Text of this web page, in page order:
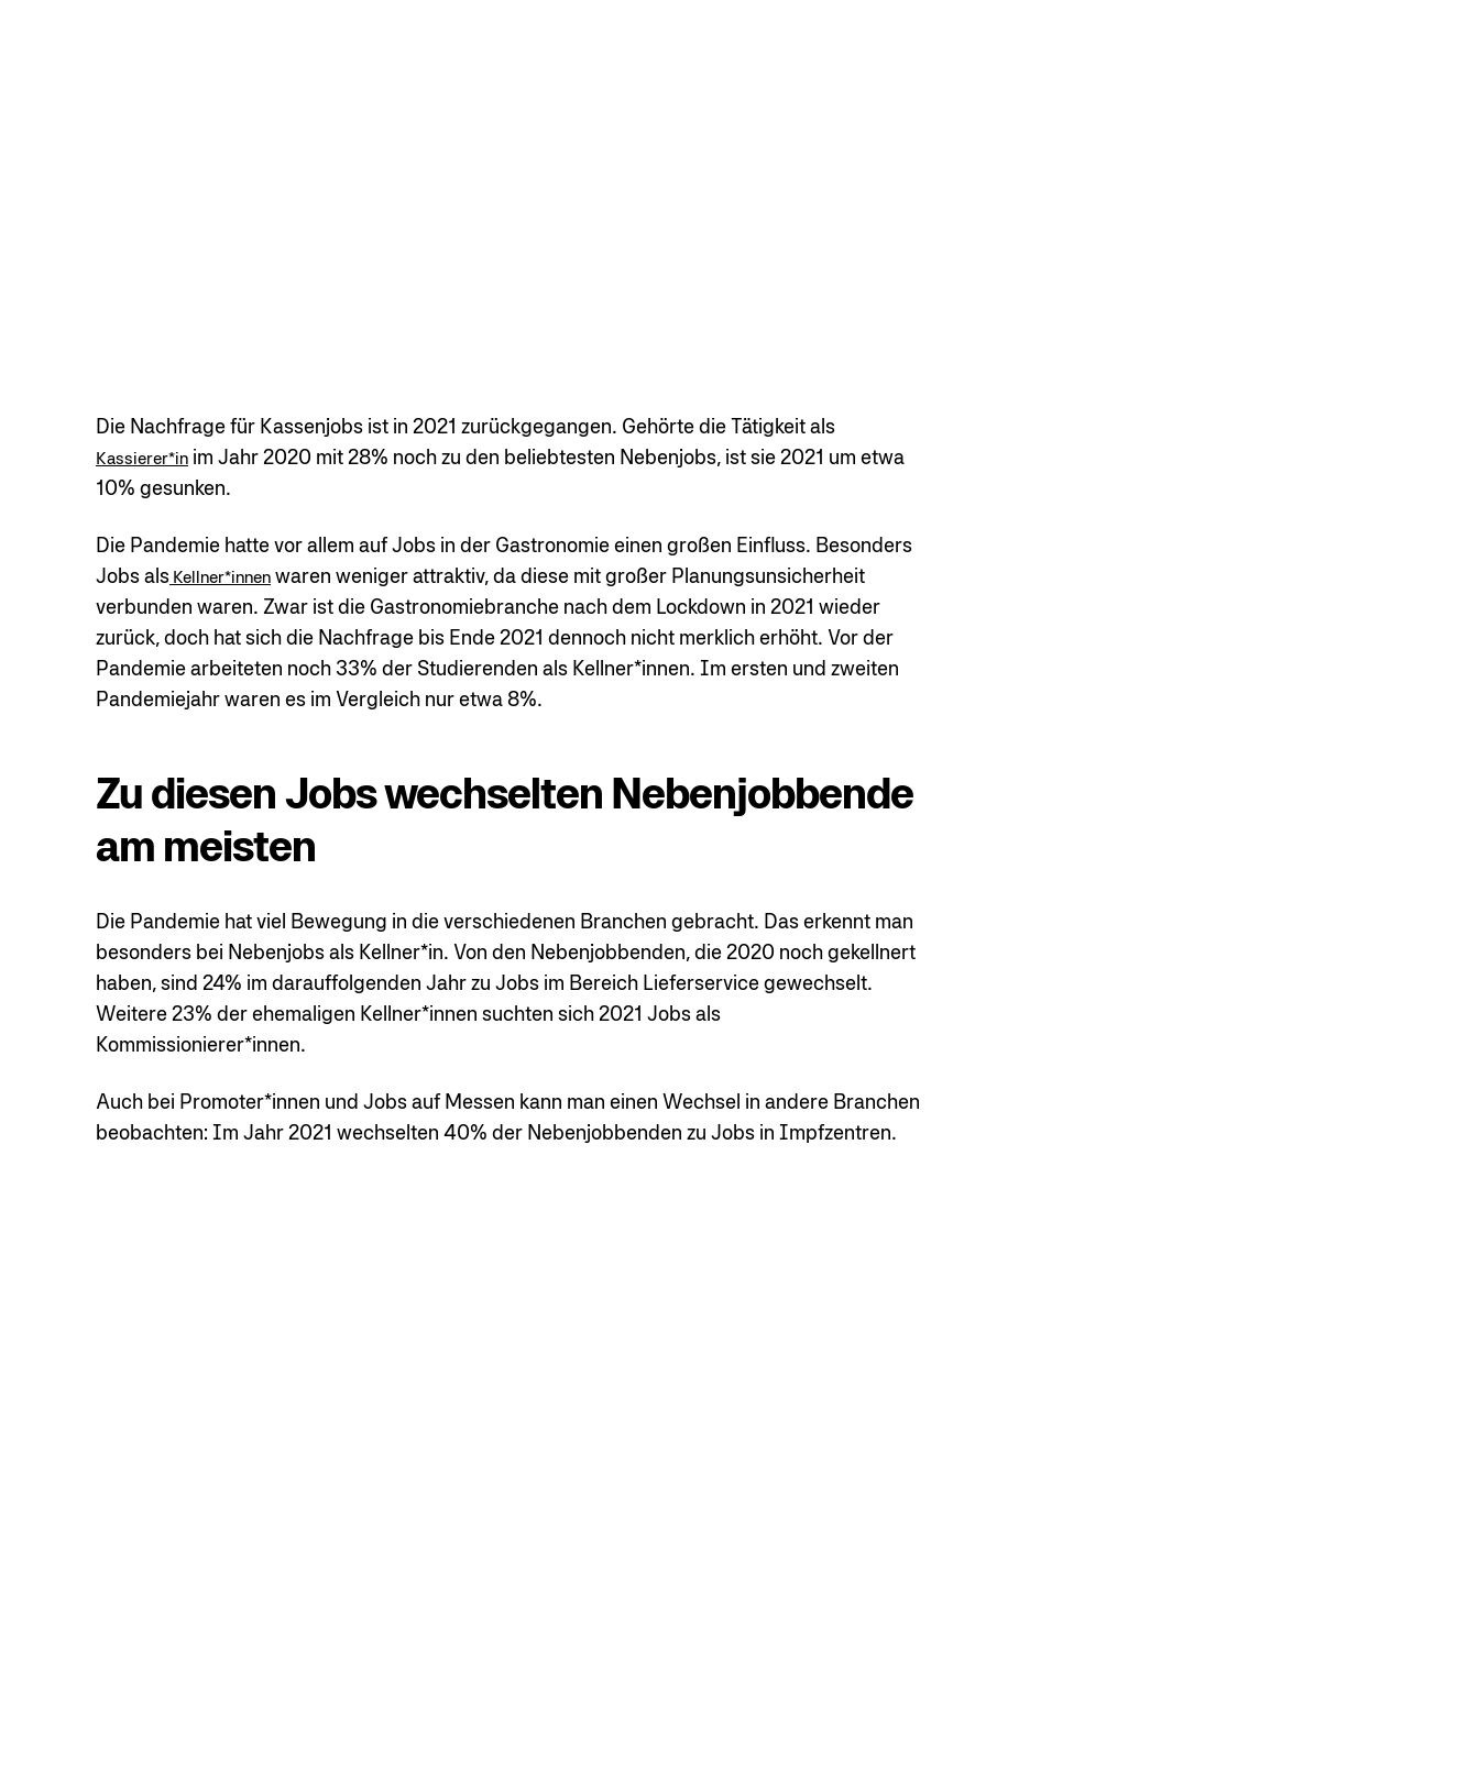
Die Nachfrage für Kassenjobs ist in 2021 zurückgegangen. Gehörte die Tätigkeit als
Kassierer*in im Jahr 2020 mit 28% noch zu den beliebtesten Nebenjobs, ist sie 2021 um etwa
10% gesunken.
Die Pandemie hatte vor allem auf Jobs in der Gastronomie einen großen Einfluss. Besonders
Jobs als Kellner*innen waren weniger attraktiv, da diese mit großer Planungsunsicherheit
verbunden waren. Zwar ist die Gastronomiebranche nach dem Lockdown in 2021 wieder
zurück, doch hat sich die Nachfrage bis Ende 2021 dennoch nicht merklich erhöht. Vor der
Pandemie arbeiteten noch 33% der Studierenden als Kellner*innen. Im ersten und zweiten
Pandemiejahr waren es im Vergleich nur etwa 8%.
Zu diesen Jobs wechselten Nebenjobbende
am meisten
Die Pandemie hat viel Bewegung in die verschiedenen Branchen gebracht. Das erkennt man
besonders bei Nebenjobs als Kellner*in. Von den Nebenjobbenden, die 2020 noch gekellnert
haben, sind 24% im darauffolgenden Jahr zu Jobs im Bereich Lieferservice gewechselt.
Weitere 23% der ehemaligen Kellner*innen suchten sich 2021 Jobs als
Kommissionierer*innen.
Auch bei Promoter*innen und Jobs auf Messen kann man einen Wechsel in andere Branchen
beobachten: Im Jahr 2021 wechselten 40% der Nebenjobbenden zu Jobs in Impfzentren.